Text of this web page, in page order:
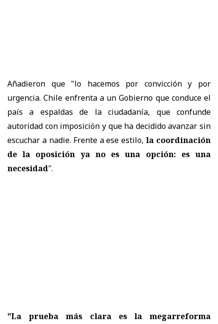
Añadieron que "lo hacemos por convicción y por
urgencia. Chile enfrenta a un Gobierno que conduce el
país a espaldas de la ciudadanía, que confunde
autoridad con imposición y que ha decidido avanzar sin
escuchar a nadie. Frente a ese estilo,la coordinación
de la oposición ya no es una opción: es una
necesidad".
"La prueba más clara es la megarreforma